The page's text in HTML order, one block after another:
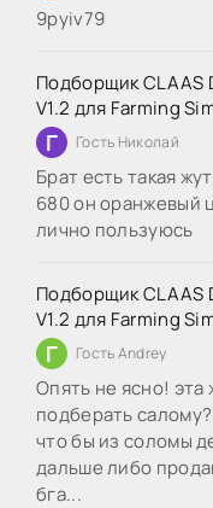
9руіv79
Подборщик CLAAS
V1.2 для Farming
Г Гость Николай
Брат есть такая
680 он оранжевый
лично пользуюсь
Подборщик CLAAS
V1.2 для Farming
Г Гость Andrey
Опять не ясно! эта
подберать
что бы из соломы
дальше либо
бга...